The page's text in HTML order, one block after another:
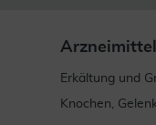
Arzneimittel
Erkältung und
Knochen,